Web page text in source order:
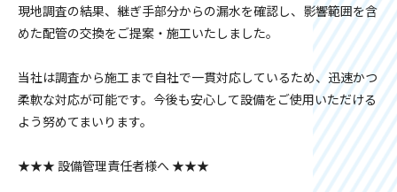
現地調査の結果、継ぎ手部分からの漏水を確認し、影響範囲を含
めた配管の交換をご提案・施工いたしました。
当社は調査から施工まで自社で一貫対応しているため、迅速かつ
柔軟な対応が可能です。今後も安心して設備をご使用いただける
よう努めてまいります。
★★★ 設備管理責任者様へ ★★★